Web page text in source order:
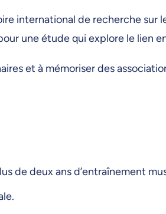
international de recherche sur
une étude qui explore le lien
et à mémoriser des
de deux ans d’entraînement